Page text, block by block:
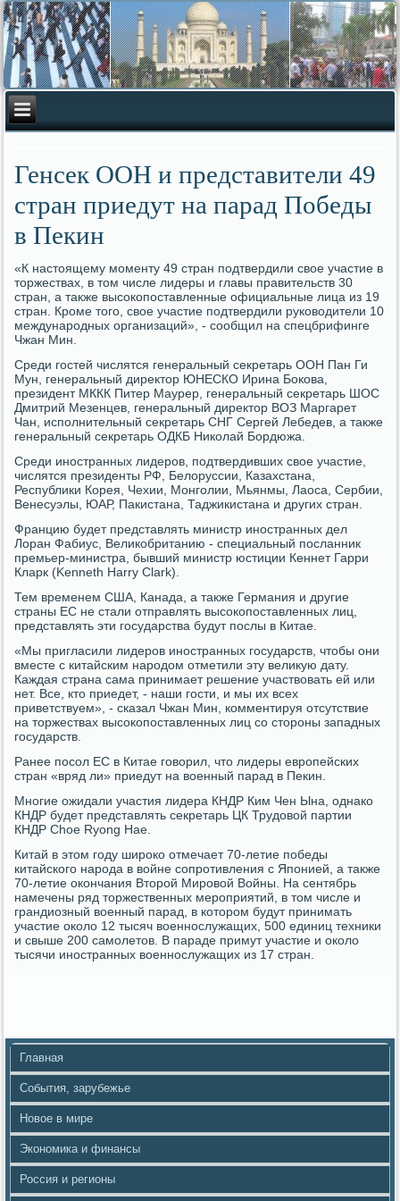
Генсек ООН и представители 49
стран приедут на парад Победы
в Пекин
«К настоящему моменту 49 стран подтвердили свое участие в
торжествах, в том числе лидеры и главы правительств 30
стран, а также высокопоставленные официальные лица из 19
стран. Кроме того, свое участие подтвердили руководители 10
международных организаций», - сообщил на спецбрифинге
Чжан Мин.
Среди гостей числятся генеральный секретарь ООН Пан Ги
Мун, генеральный директор ЮНЕСКО Ирина Бокова,
президент МККК Питер Маурер, генеральный секретарь ШОС
Дмитрий Мезенцев, генеральный директор ВОЗ Маргарет
Чан, исполнительный секретарь СНГ Сергей Лебедев, а также
генеральный секретарь ОДКБ Николай Бордюжа.
Среди иностранных лидеров, подтвердивших свое участие,
числятся президенты РФ, Белоруссии, Казахстана,
Республики Корея, Чехии, Монголии, Мьянмы, Лаоса, Сербии,
Венесуэлы, ЮАР, Пакистана, Таджикистана и других стран.
Францию будет представлять министр иностранных дел
Лоран Фабиус, Великобританию - специальный посланник
премьер-министра, бывший министр юстиции Кеннет Гарри
Кларк (Kenneth Harry Clark).
Тем временем США, Канада, а также Германия и другие
страны ЕС не стали отправлять высокопоставленных лиц,
представлять эти государства будут послы в Китае.
«Мы пригласили лидеров иностранных государств, чтобы они
вместе с китайским народом отметили эту великую дату.
Каждая страна сама принимает решение участвовать ей или
нет. Все, кто приедет, - наши гости, и мы их всех
приветствуем», - сказал Чжан Мин, комментируя отсутствие
на торжествах высокопоставленных лиц со стороны западных
государств.
Ранее посол ЕС в Китае говорил, что лидеры европейских
стран «вряд ли» приедут на военный парад в Пекин.
Многие ожидали участия лидера КНДР Ким Чен Ына, однако
КНДР будет представлять секретарь ЦК Трудовой партии
КНДР Choe Ryong Hae.
Китай в этом году широко отмечает 70-летие победы
китайского народа в войне сопротивления с Японией, а также
70-летие окончания Второй Мировой Войны. На сентябрь
намечены ряд торжественных мероприятий, в том числе и
грандиозный военный парад, в котором будут принимать
участие около 12 тысяч военнослужащих, 500 единиц техники
и свыше 200 самолетов. В параде примут участие и около
тысячи иностранных военнослужащих из 17 стран.
Главная
События, зарубежье
Новое в мире
Экономика и финансы
Россия и регионы